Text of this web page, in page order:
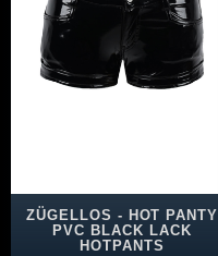
ZÜGELLOS - HOT PANTY
PVC BLACK LACK
HOTPANTS